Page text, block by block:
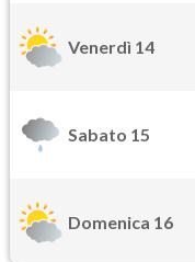
Venerdì 14
Sabato 15
Domenica 16